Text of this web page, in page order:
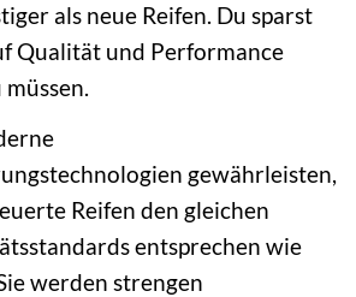
als neue Reifen. Du sparst
Qualität und Performance
gewährleisten,
Reifen den gleichen
entsprechen wie
werden strengen